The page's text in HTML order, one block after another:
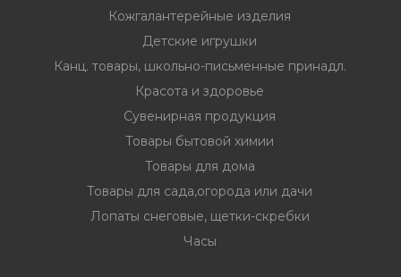
Кожгалантерейные изделия
Детские игрушки
Канц. товары, школьно-письменные принадл.
Красота и здоровье
Сувенирная продукция
Товары бытовой химии
Товары для дома
Товары для сада,огорода или дачи
Лопаты снеговые, щетки-скребки
Часы